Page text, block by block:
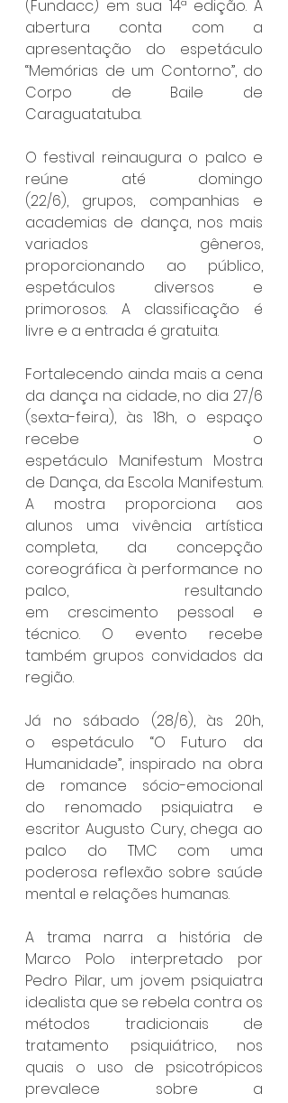
(Fundacc) em sua 14ª edição. A
abertura conta com a
apresentação do espetáculo
“Memórias de um Contorno”, do
Corpo de Baile de
Caraguatatuba.
O festival reinaugura o palco e
reúne até domingo
(22/6), grupos, companhias e
academias de dança, nos mais
variados gêneros,
proporcionando ao público,
espetáculos diversos e
primorosos. A classificação é
livre e a entrada é gratuita.
Fortalecendo ainda mais a cena
da dança na cidade, no dia 27/6
(sexta-feira), às 18h, o espaço
recebe o
espetáculo Manifestum Mostra
de Dança, da Escola Manifestum.
A mostra proporciona aos
alunos uma vivência artística
completa, da concepção
coreográfica à performance no
palco, resultando
em crescimento pessoal e
técnico. O evento recebe
também grupos convidados da
região.
Já no sábado (28/6), às 20h,
o espetáculo “O Futuro da
Humanidade”, inspirado na obra
de romance sócio-emocional
do renomado psiquiatra e
escritor Augusto Cury, chega ao
palco do TMC com uma
poderosa reflexão sobre saúde
mental e relações humanas.
A trama narra a história de
Marco Polo interpretado por
Pedro Pilar, um jovem psiquiatra
idealista que se rebela contra os
métodos tradicionais de
tratamento psiquiátrico, nos
quais o uso de psicotrópicos
prevalece sobre a